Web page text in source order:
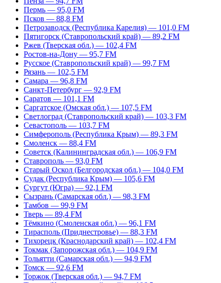
Пермь — 95,0 FM
Псков — 88,8 FM
Петрозаводск (Республика Карелия) — 101,0 FM
Пятигорск (Ставропольский край) — 89,2 FM
Ржев (Тверская обл.) — 102,4 FM
Ростов-на-Дону — 95,7 FM
Русское (Ставропольский край) — 99,7 FM
Рязань — 102,5 FM
Самара — 96,8 FM
Санкт-Петербург — 92,9 FM
Саратов — 101,1 FM
Саргатское (Омская обл.) — 107,5 FM
Светлоград (Ставропольский край) — 103,3 FM
Севастополь — 103,7 FM
Симферополь (Республика Крым) — 89,3 FM
Смоленск — 88,4 FM
Советск (Калининградская обл.) — 106,9 FM
Ставрополь — 93,0 FM
Старый Оскол (Белгородская обл.) — 104,0 FM
Судак (Республика Крым) — 105,6 FM
Сургут (Югра) — 92,1 FM
Сызрань (Самарская обл.) — 98,3 FM
Тамбов — 99,9 FM
Тверь — 89,4 FM
Тёмкино (Смоленская обл.) — 96,1 FM
Тирасполь (Приднестровье) — 88,3 FM
Тихорецк (Краснодарский край) — 102,4 FM
Токмак (Запорожская обл.) — 104,9 FM
Тольятти (Самарская обл.) — 94,9 FM
Томск — 92,6 FM
Торжок (Тверская обл.) — 94,7 FM